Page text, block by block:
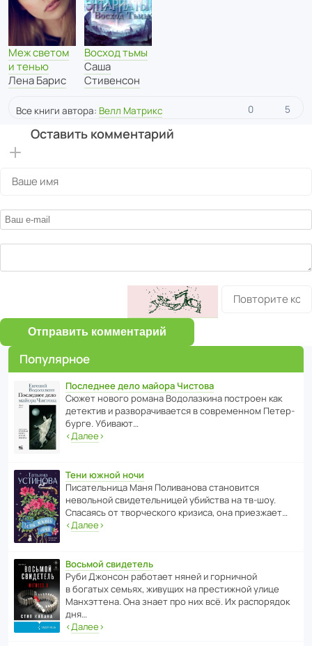
Меж светом
и тенью
Лена Барис
Восход тьмы
Саша
Стивенсон
Все книги автора: Велл Матрикс 0 5
Оставить комментарий
Отправить комментарий
Популярное
Последнее дело майора Чистова
Сюжет нового романа Водо­ла­з­кина пост­роен как
дете­ктив и разво­ра­чи­ва­ется в совре­менном Пете­р­
бурге. Убивают…
‹Далее›
Тени южной ночи
Писа­тель­ница Маня Поли­ва­нова стано­вится
невольной свиде­тель­ницей убийства на тв-шоу.
Спасаясь от твор­че­с­кого кризиса, она приезжает…
‹Далее›
Восьмой свидетель
Руби Джонсон рабо­тает няней и горни­чной
в богатых семьях, живущих на прес­ти­жной улице
Манх­эт­тена. Она знает про них всё. Их распо­рядок
дня…
‹Далее›